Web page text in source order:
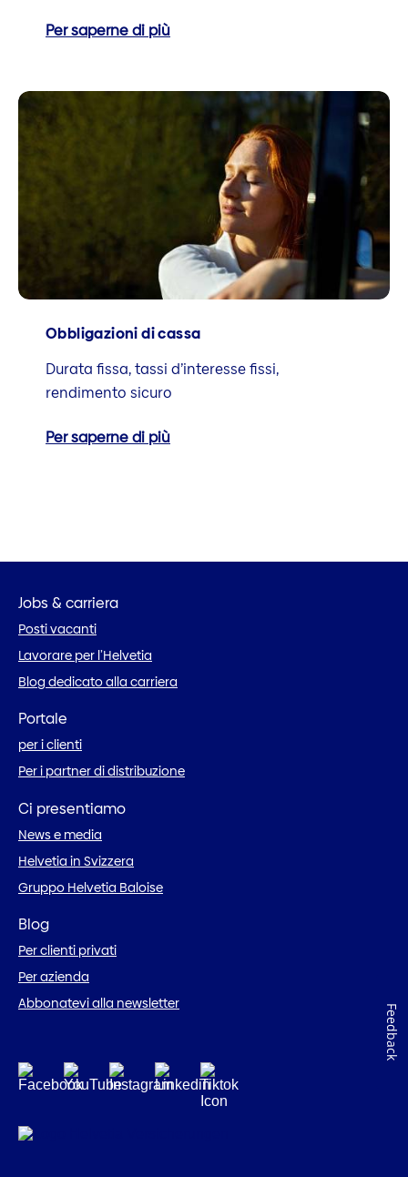
Per saperne di più
Obbligazioni di cassa
Durata fissa, tassi d’interesse fissi,
rendimento sicuro
Per saperne di più
Jobs & carriera
Posti vacanti
Lavorare per l’Helvetia
Blog dedicato alla carriera
Portale
per i clienti
Per i partner di distribuzione
Ci presentiamo
News e media
Helvetia in Svizzera
Gruppo Helvetia Baloise
Blog
Per clienti privati
Per azienda
Abbonatevi alla newsletter
Feedback